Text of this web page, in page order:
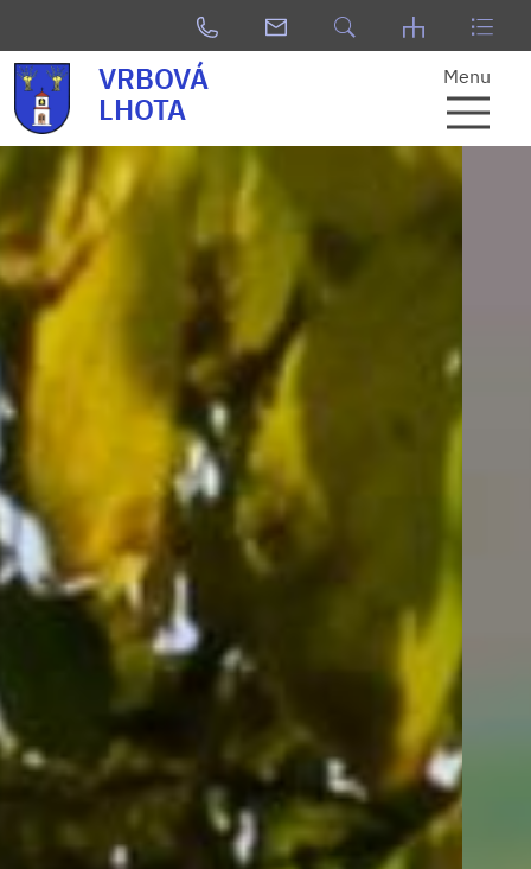
VRBOVÁ
LHOTA
Menu